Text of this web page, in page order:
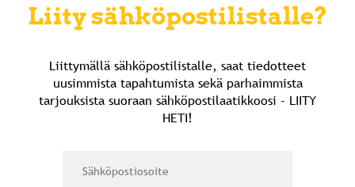
Liity sähköpostilistalle?
Liittymällä sähköpostilistalle, saat tiedotteet
uusimmista tapahtumista sekä parhaimmista
tarjouksista suoraan sähköpostilaatikkoosi - LIITY
HETI!